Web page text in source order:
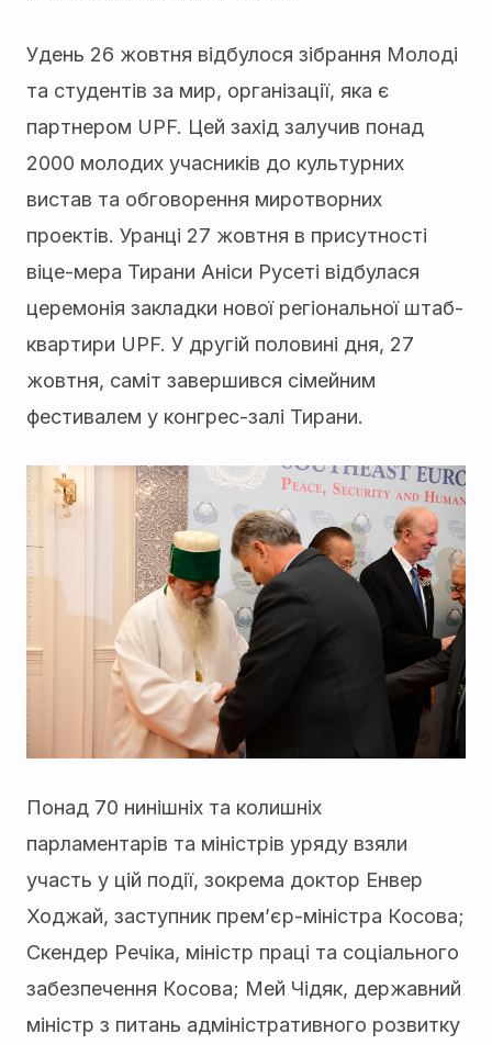
Удень 26 жовтня відбулося зібрання Молоді
та студентів за мир, організації, яка є
партнером UPF. Цей захід залучив понад
2000 молодих учасників до культурних
вистав та обговорення миротворних
проектів. Уранці 27 жовтня в присутності
віце-мера Тирани Аніси Русеті відбулася
церемонія закладки нової регіональної штаб-
квартири UPF. У другій половині дня, 27
жовтня, саміт завершився сімейним
фестивалем у конгрес-залі Тирани.
Понад 70 нинішніх та колишніх
парламентарів та міністрів уряду взяли
участь у цій події, зокрема доктор Енвер
Ходжай, заступник прем’єр-міністра Косова;
Скендер Речіка, міністр праці та соціального
забезпечення Косова; Мей Чідяк, державний
міністр з питань адміністративного розвитку